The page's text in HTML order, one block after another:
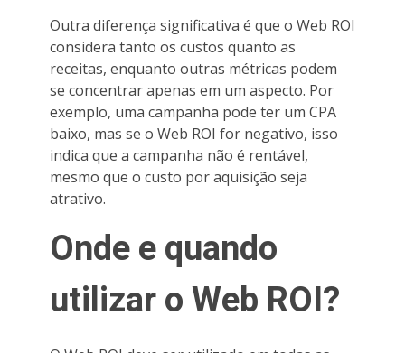
Outra diferença significativa é que o Web ROI
considera tanto os custos quanto as
receitas, enquanto outras métricas podem
se concentrar apenas em um aspecto. Por
exemplo, uma campanha pode ter um CPA
baixo, mas se o Web ROI for negativo, isso
indica que a campanha não é rentável,
mesmo que o custo por aquisição seja
atrativo.
Onde e quando
utilizar o Web ROI?